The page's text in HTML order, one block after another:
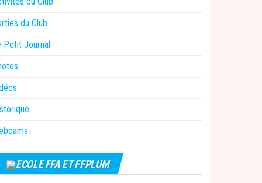
du Club
Petit Journal
ECOLE FFA ET FFPLUM